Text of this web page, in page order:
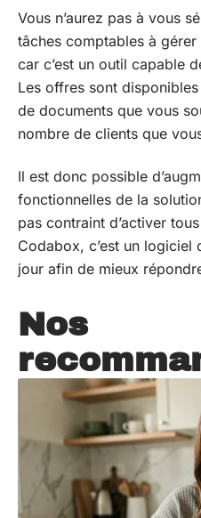
Vous n’aurez pas à vous
tâches comptables à
car c’est un outil capable
Les offres sont
de documents que vous
nombre de clients que
Il est donc possible
fonctionnelles de la
pas contraint d’activer
Codabox, c’est un logiciel
jour afin de mieux
Nos